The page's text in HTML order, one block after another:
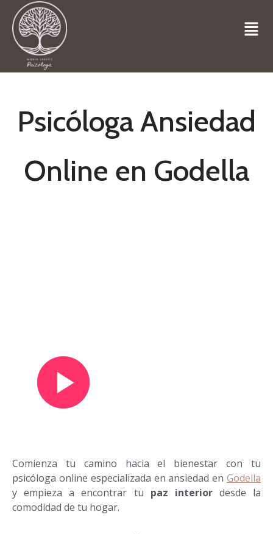
Psicóloga Ansiedad
Online en Godella
Comienza tu camino hacia el bienestar con tu
psicóloga online especializada en ansiedad en Godella
y empieza a encontrar tu paz interior desde la
comodidad de tu hogar.